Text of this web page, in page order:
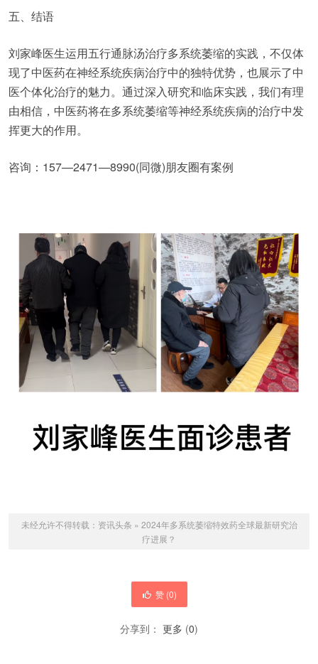
五、结语
刘家峰医生运用五行通脉汤治疗多系统萎缩的实践，不仅体
现了中医药在神经系统疾病治疗中的独特优势，也展示了中
医个体化治疗的魅力。通过深入研究和临床实践，我们有理
由相信，中医药将在多系统萎缩等神经系统疾病的治疗中发
挥更大的作用。
咨询：157—2471—8990(同微)朋友圈有案例
未经允许不得转载： 资讯头条 » 2024年多系统萎缩特效药全球最新研究治
疗进展？
赞 (0)
分享到： 更多 (0)